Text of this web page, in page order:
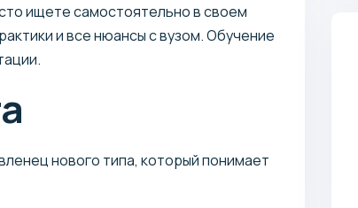
ищете самостоятельно в своем
и все нюансы с вузом. Обучение
нового типа, который понимает